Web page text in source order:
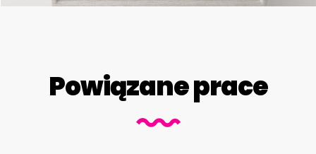
Powiązane prace